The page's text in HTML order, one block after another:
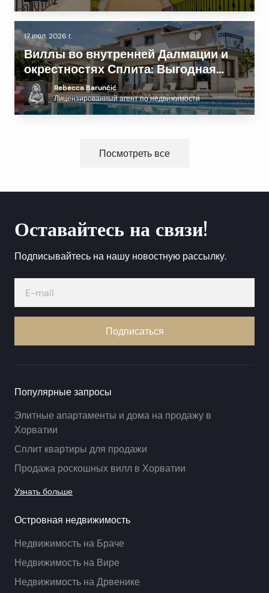
17 июл. 2026 г.
Виллы во внутренней Далмации и
окрестностях Сплита: Выгодная
альтернатива побережью?
Rebecca Barunčić
Лицензированный агент по недвижимости
Посмотреть все
Оставайтесь на связи!
Подписывайтесь на нашу новостную рассылку.
Подписаться
Популярные запросы
Элитные апартаменты и дома на продажу в
Хорватии
Сплит квартиры для продажи
Продажа роскошных вилл в Хорватии
Узнать больше
Островная недвижимость
Недвижимость на Браче
Недвижимость на Вире
Недвижимость на Дрвенике